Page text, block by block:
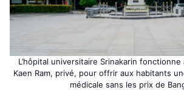
L’hôpital universitaire Srinakarin
Kaen Ram, privé, pour offrir aux habitants
médicale sans les prix de